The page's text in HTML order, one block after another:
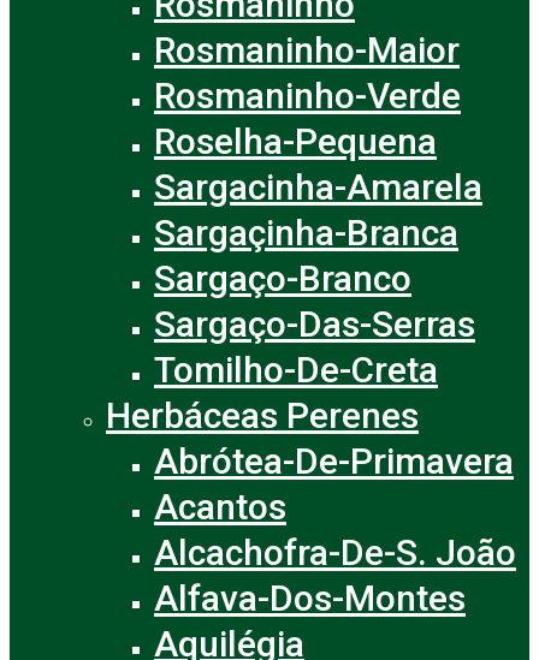
Rosmaninho-Maior
Rosmaninho-Verde
Roselha-Pequena
Sargacinha-Amarela
Sargaçinha-Branca
Sargaço-Branco
Sargaço-Das-Serras
Tomilho-De-Creta
Herbáceas Perenes
Abrótea-De-Primavera
Acantos
Alcachofra-De-S. João
Alfava-Dos-Montes
Aquilégia